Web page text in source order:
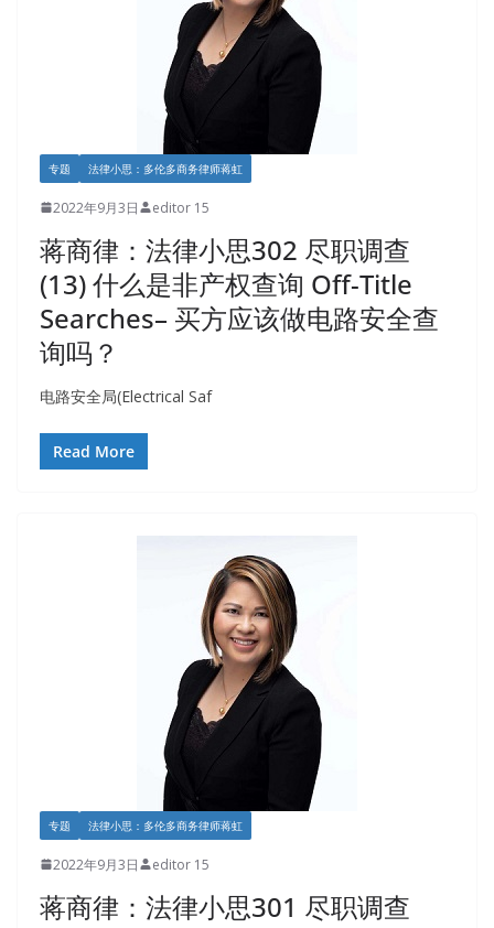
专题 法律小思：多伦多商务律师蒋虹
2022年9月3日 editor 15
蒋商律：法律小思302 尽职调查
(13) 什么是非产权查询 Off-Title
Searches– 买方应该做电路安全查
询吗？
电路安全局(Electrical Saf
Read More
专题 法律小思：多伦多商务律师蒋虹
2022年9月3日 editor 15
蒋商律：法律小思301 尽职调查